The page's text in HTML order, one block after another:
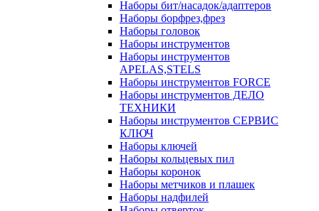
Наборы бит/насадок/адаптеров
Наборы борфрез,фрез
Наборы головок
Наборы инструментов
Наборы инструментов
APELAS,STELS
Наборы инструментов FORCE
Наборы инструментов ДЕЛО
ТЕХНИКИ
Наборы инструментов СЕРВИС
КЛЮЧ
Наборы ключей
Наборы кольцевых пил
Наборы коронок
Наборы метчиков и плашек
Наборы надфилей